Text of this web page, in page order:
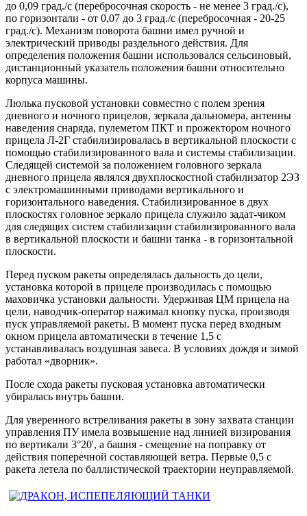
до 0,09 град./с (перебросочная скорость - не менее 3 град./с),
по горизонтали - от 0,07 до 3 град./с (перебросочная - 20-25
град./с). Механизм поворота башни имел ручной и
электрический приводы раздельного действия. Для
определения положения башни использовался сельсиновый,
дистанционный указатель положения башни относительно
корпуса машины.
Люлька пусковой установки совместно с полем зрения
дневного и ночного прицелов, зеркала дальномера, антенны
наведения снаряда, пулеметом ПКТ и прожектором ночного
прицела Л-2Г стабилизировалась в вертикальной плоскости с
помощью стабилизированного вала и системы стабилизации.
Следящей системой за положением головного зеркала
дневного прицела являлся двухплоскостной стабилизатор 2ЭЗ
с электромашинными приводами вертикального и
горизонтального наведения. Стабилизированное в двух
плоскостях головное зеркало прицела служило задат-чиком
для следящих систем стабилизации стабилизированного вала
в вертикальной плоскости и башни танка - в горизонтальной
плоскости.
Перед пуском ракеты определялась дальность до цели,
установка которой в прицеле производилась с помощью
маховичка установки дальности. Удерживая ЦМ прицела на
цели, наводчик-оператор нажимал кнопку пуска, производя
пуск управляемой ракеты. В момент пуска перед входным
окном прицела автоматически в течение 1,5 с
устанавливалась воздушная завеса. В условиях дождя и зимой
работал «дворник».
После схода ракеты пусковая установка автоматически
убиралась внутрь башни.
Для уверенного встреливания ракеты в зону захвата станции
управления ПУ имела возвышение над линией визирования
по вертикали 3°20', а башня - смещение на поправку от
действия поперечной составляющей ветра. Первые 0,5 с
ракета летела по баллистической траектории неуправляемой.